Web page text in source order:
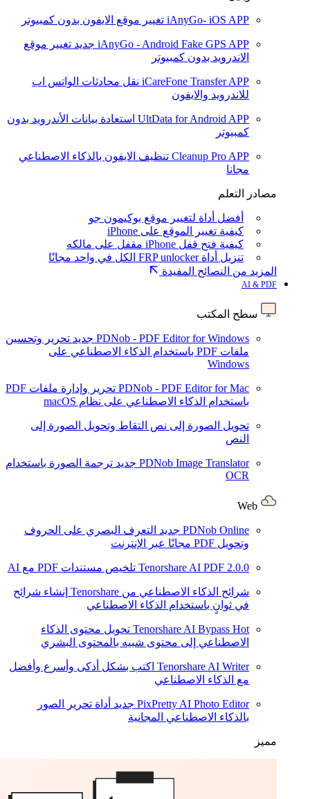
iAnyGo- iOS APP تغيير موقع الايفون بدون كمبيوتر
iAnyGo - Android Fake GPS APP جديد تغيير موقع
الاندرويد بدون كمبيوتر
iCareFone Transfer APP نقل محادثات الواتس اب
للاندرويد والايفون
UltData for Android APP استعادة بيانات الأندرويد بدون
كمبيوتر
Cleanup Pro APP تنظيف الايفون بالذكاء الاصطناعي
مجانا
مصادر التعلم
أفضل أداة لتغيير موقع بوكيمون جو
كيفية تغيير الموقع على iPhone
كيفية فتح قفل iPhone مقفل على مالكه
تنزيل أداة FRP unlocker الكل في واحد مجانًا
المزيد من النصائح المفيدة
AI & PDF
سطح المكتب
PDNob - PDF Editor for Windows جديد تحرير وتحسين
ملفات PDF باستخدام الذكاء الاصطناعي على
Windows
PDNob - PDF Editor for Mac
تحرير وإدارة ملفات PDF
باستخدام الذكاء الاصطناعي على نظام macOS
تحويل الصورة إلى نص التقاط وتحويل الصورة إلى
النص
PDNob Image Translator جديد ترجمة الصورة باستخدام
OCR
PDNob Online جديد التعرف البصري على الحروف
وتحويل PDF مجانًا عبر الإنترنت
Tenorshare AI PDF 2.0.0 تلخيص مستندات PDF مع AI
شرائح الذكاء الاصطناعي من Tenorshare
إنشاء شرائح
في ثوانٍ باستخدام الذكاء الاصطناعي
Tenorshare AI Bypass Hot
تحويل محتوى الذكاء
الاصطناعي إلى محتوى شبيه بالمحتوى البشري
Tenorshare AI Writer اكتب بشكل أذكى وأسرع وأفضل
مع الذكاء الاصطناعي
PixPretty AI Photo Editor جديد أداة تحرير الصور
بالذكاء الاصطناعي المجانية
مميز